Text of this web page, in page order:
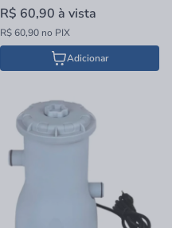
R$ 60,90 à vista
R$ 60,90 no PIX
Adicionar